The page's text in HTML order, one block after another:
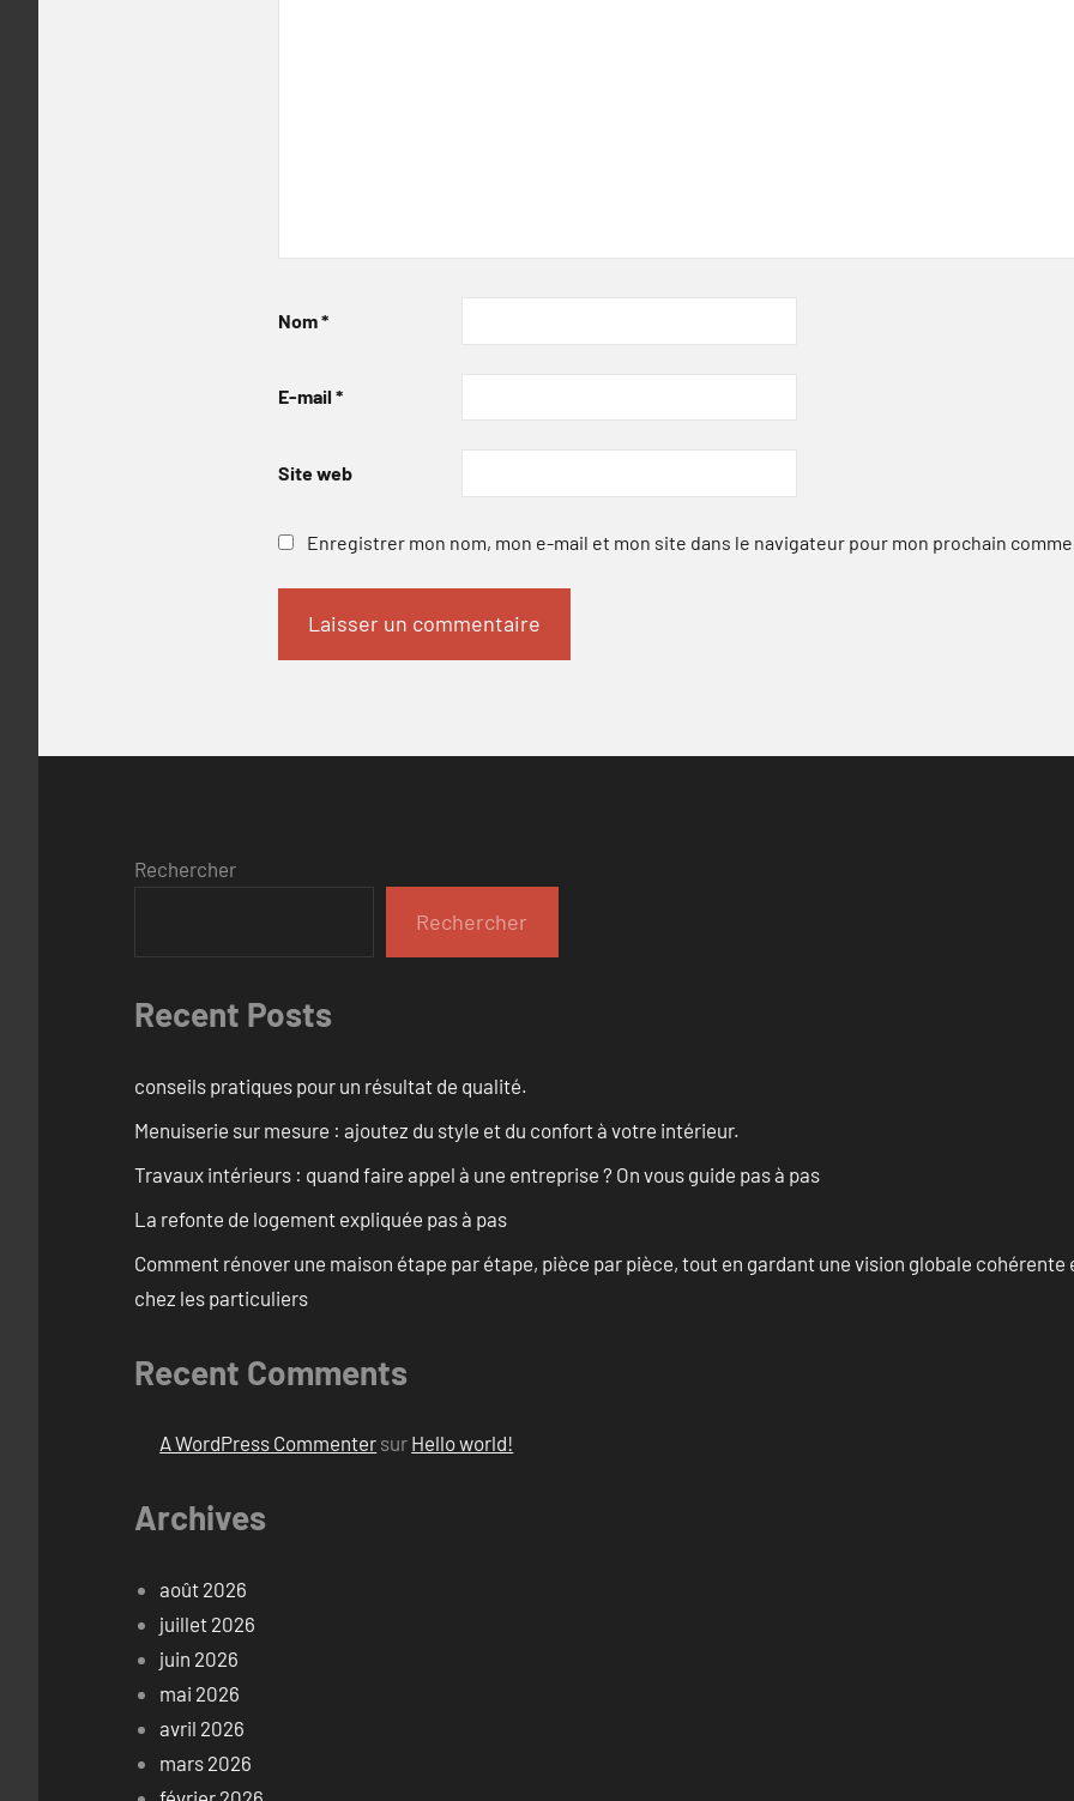
Nom*
E-mail *
Site web
Enregistrer mon nom, mon e-mail et mon site dans le navigateur pour mon prochain
Rechercher
Rechercher
Recent Posts
conseils pratiques pour un résultat de qualité.
Menuiserie sur mesure : ajoutez du style et du confort à votre intérieur.
Travaux intérieurs : quand faire appel à une entreprise ? On vous guide pas à pas
La refonte de logement expliquée pas à pas
Comment rénover une maison étape par étape, pièce par pièce, tout en gardant une vision globale
chez les particuliers
Recent Comments
A WordPress Commenter sur Hello world!
Archives
août 2026
juillet 2026
juin 2026
mai 2026
avril 2026
mars 2026